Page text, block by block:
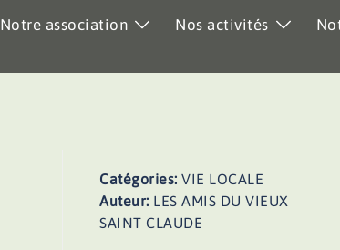
Notre association Nos activités
Catégories:VIE LOCALE
Auteur: LES AMIS DU VIEUX
SAINT CLAUDE